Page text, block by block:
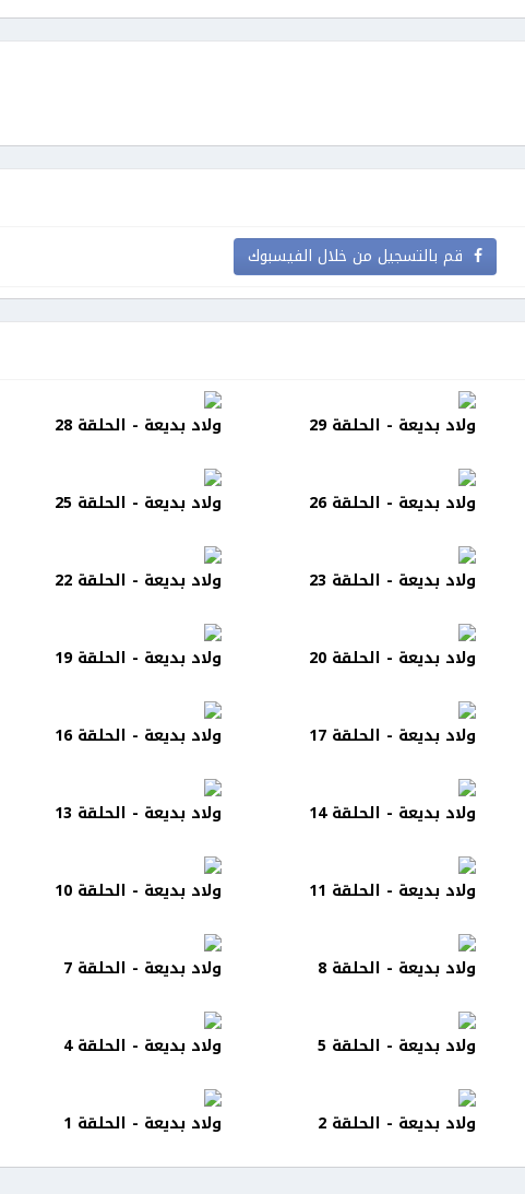
قم بالتسجيل من خلال الفيسبوك
ولاد بديعة - الحلقة 29 ولاد بديعة - الحلقة 28
ولاد بديعة - الحلقة 26 ولاد بديعة - الحلقة 25
ولاد بديعة - الحلقة 23 ولاد بديعة - الحلقة 22
ولاد بديعة - الحلقة 20 ولاد بديعة - الحلقة 19
ولاد بديعة - الحلقة 17 ولاد بديعة - الحلقة 16
ولاد بديعة - الحلقة 14 ولاد بديعة - الحلقة 13
ولاد بديعة - الحلقة 11 ولاد بديعة - الحلقة 10
ولاد بديعة - الحلقة 8 ولاد بديعة - الحلقة 7
ولاد بديعة - الحلقة 5 ولاد بديعة - الحلقة 4
ولاد بديعة - الحلقة 2 ولاد بديعة - الحلقة 1